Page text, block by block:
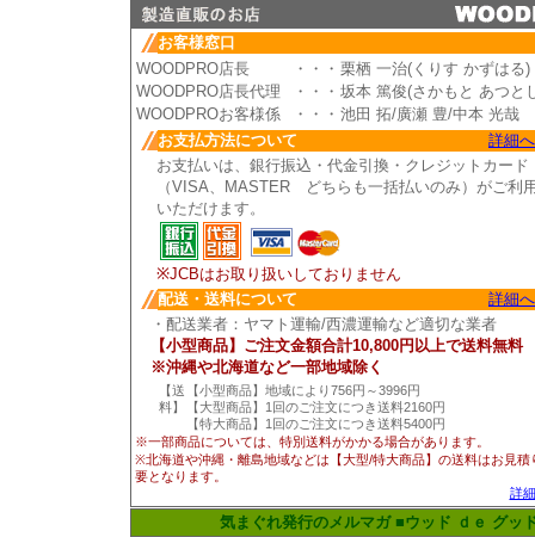
お客様窓口
WOODPRO店長
・・・ 栗栖 一治(くりす かずはる)
WOODPRO店長代理
・・・ 坂本 篤俊(さかもと あつと
WOODPROお客様係
・・・ 池田 拓/廣瀬 豊/中本 光哉
お支払方法について
詳細
お支払いは、銀行振込・代金引換・クレジットカード
（VISA、MASTER どちらも一括払いのみ）がご利
いただけます。
※JCBはお取り扱いしておりません
配送・送料について
詳細
・配送業者：ヤマト運輸/西濃運輸など適切な業者
【小型商品】ご注文金額合計10,800円以上で送料無料
※沖縄や北海道など一部地域除く
【送
料】
【小型商品】地域により756円～3996円
【大型商品】1回のご注文につき送料2160円
【特大商品】1回のご注文につき送料5400円
※一部商品については、特別送料がかかる場合があります。
※北海道や沖縄・離島地域などは【大型/特大商品】の送料はお見積
要となります。
詳
気まぐれ発行のメルマガ ■ウッド ｄｅ グッ